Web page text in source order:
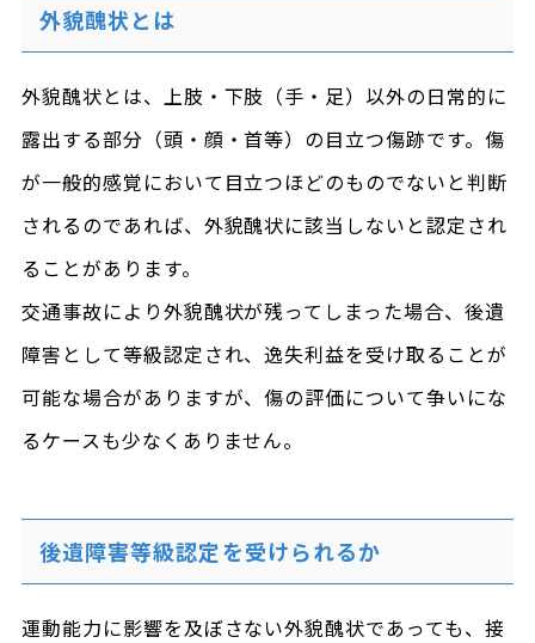
外貌醜状とは
外貌醜状とは、上肢・下肢（手・足）以外の日常的に
露出する部分（頭・顔・首等）の目立つ傷跡です。傷
が一般的感覚において目立つほどのものでないと判断
されるのであれば、外貌醜状に該当しないと認定され
ることがあります。
交通事故により外貌醜状が残ってしまった場合、後遺
障害として等級認定され、逸失利益を受け取ることが
可能な場合がありますが、傷の評価について争いにな
るケースも少なくありません。
後遺障害等級認定を受けられるか
運動能力に影響を及ぼさない外貌醜状であっても、接